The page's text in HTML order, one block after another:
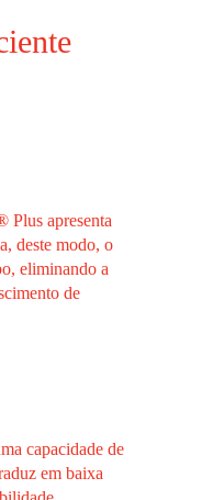
Plus apresenta
deste modo, o
eliminando a
de
capacidade de
em baixa